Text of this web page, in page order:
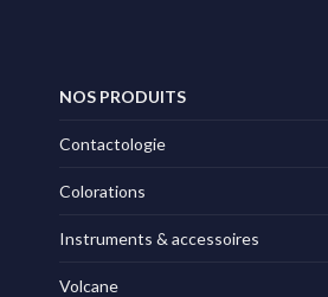
NOS PRODUITS
Contactologie
Colorations
Instruments & accessoires
Volcane